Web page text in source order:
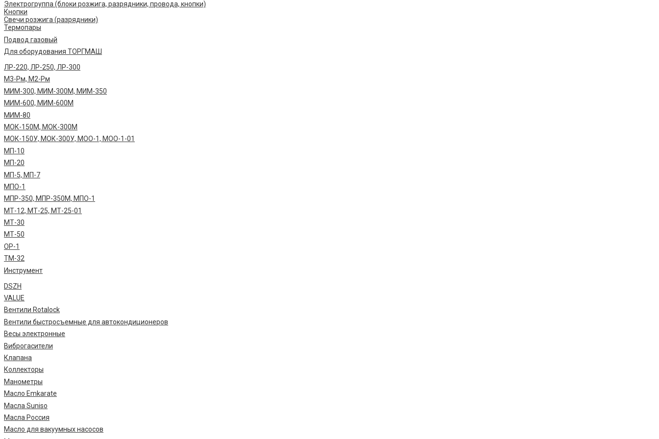
Электрогруппа (блоки розжига, разрядники, провода, кнопки)
Кнопки
Свечи розжига (разрядники)
Термопары
Подвод газовый
Для оборудования ТОРГМАШ
ЛР-220, ЛР-250, ЛР-300
М3-Рм, М2-Рм
МИМ-300, МИМ-300М, МИМ-350
МИМ-600, МИМ-600М
МИМ-80
МОК-150М, МОК-300М
МОК-150У, МОК-300У, МОО-1, МОО-1-01
МП-10
МП-20
МП-5, МП-7
МПО-1
МПР-350, МПР-350М, МПО-1
МТ-12, МТ-25, МТ-25-01
МТ-30
МТ-50
ОР-1
ТМ-32
Инструмент
DSZH
VALUE
Вентили Rotalock
Вентили быстросъемные для автокондиционеров
Весы электронные
Виброгасители
Клапана
Коллекторы
Манометры
Масло Emkarate
Масла Suniso
Масла Россия
Масло для вакуумных насосов